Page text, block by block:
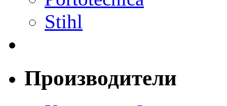
Stihl
Производители